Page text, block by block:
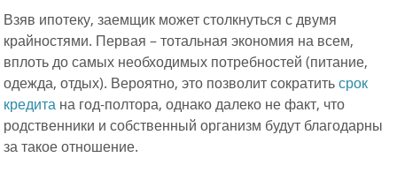
Взяв ипотеку, заемщик может столкнуться с двумя
крайностями. Первая – тотальная экономия на всем,
вплоть до самых необходимых потребностей (питание,
одежда, отдых). Вероятно, это позволит сократитьсрок
кредита на год-полтора, однако далеко не факт, что
родственники и собственный организм будут благодарны
за такое отношение.